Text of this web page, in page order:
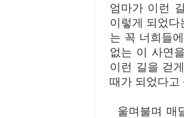
엄마가 이런
이렇게 되었
는 꼭 너희들
없는 이 사연
이런 길을 걷
때가 되었다고
울며불며 매